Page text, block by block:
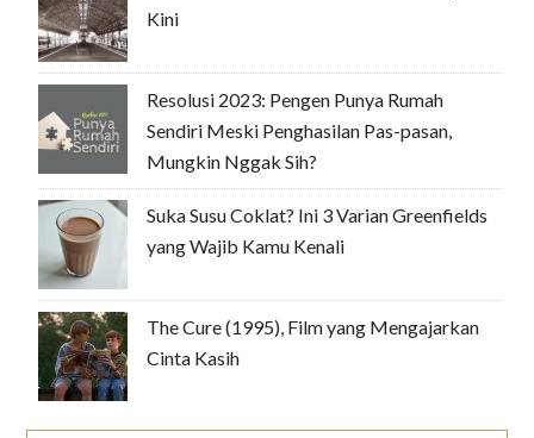
Kini
Resolusi 2023: Pengen Punya Rumah
Sendiri Meski Penghasilan Pas-pasan,
Mungkin Nggak Sih?
Suka Susu Coklat? Ini 3 Varian Greenfields
yang Wajib Kamu Kenali
The Cure (1995), Film yang Mengajarkan
Cinta Kasih